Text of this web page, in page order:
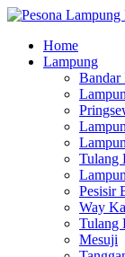
Home
Lampung
Bandar
Tulang
Pesisir
Way
Tulang
Mesuji